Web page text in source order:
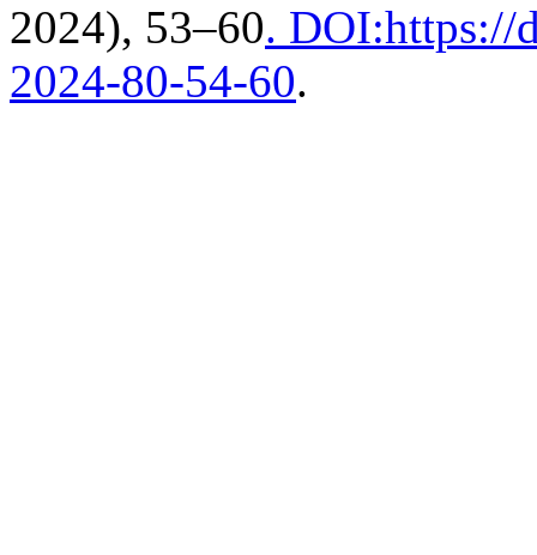
2024), 53–60. DOI:https://
2024-80-54-60.